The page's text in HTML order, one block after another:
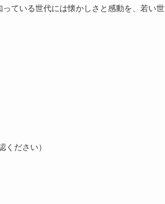
ている世代には懐かしさと感動を、若い世
ください）